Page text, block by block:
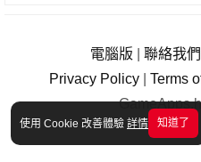
使用 Cookie 改善體驗 詳情 知道了
電腦版 聯絡我們
Privacy Policy
Terms